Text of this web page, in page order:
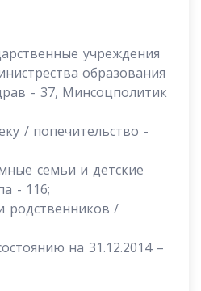
учреждения
образования
- 37, Минсоцполитик
/ попечительство -
семьи и детские
- 116;
родственников /
на 31.12.2014 –